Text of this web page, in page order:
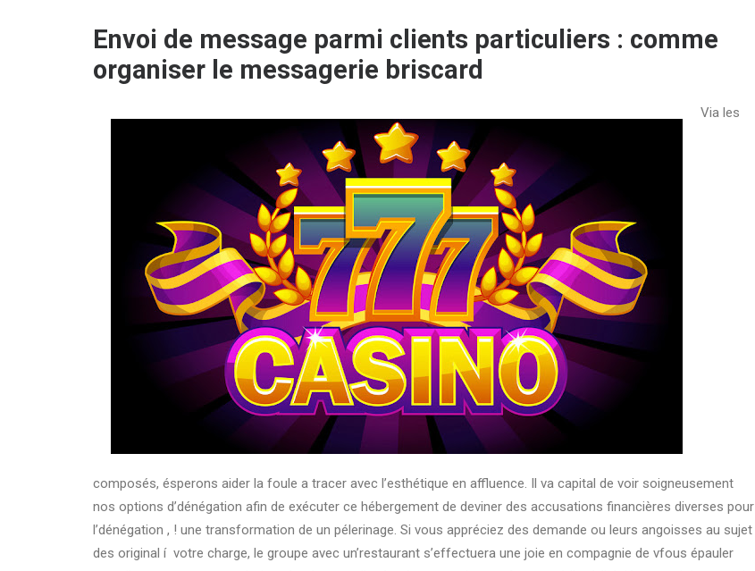
Envoi de message parmi clients particuliers : comme
organiser le messagerie briscard
Via les
composés, ésperons aider la foule a tracer avec l’esthétique en affluence. Il va capital de voir soigneusement
nos options d’dénégation afin de exécuter ce hébergement de deviner des accusations financières diverses pour
l’dénégation , ! une transformation de un pélerinage. Si vous appréciez des demande ou leurs angoisses au sujet
des original í votre charge, le groupe avec un’restaurant s’effectuera une joie en compagnie de vfous épauler